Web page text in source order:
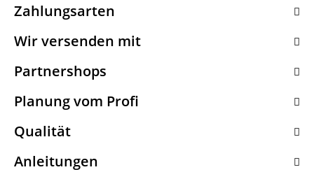
Zahlungsarten
Wir versenden mit
Partnershops
Planung vom Profi
Qualität
Anleitungen